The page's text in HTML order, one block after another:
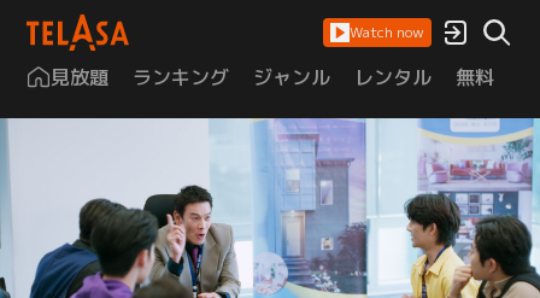
Watch now
見放題 ランキング ジャンル レンタル 無料